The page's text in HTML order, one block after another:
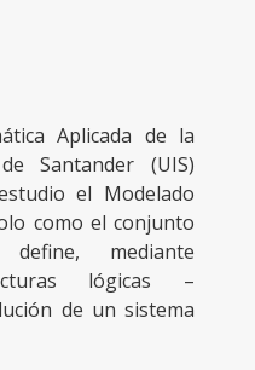
Aplicada de la
Santander (UIS)
el Modelado
como el conjunto
mediante
lógicas –
de un sistema